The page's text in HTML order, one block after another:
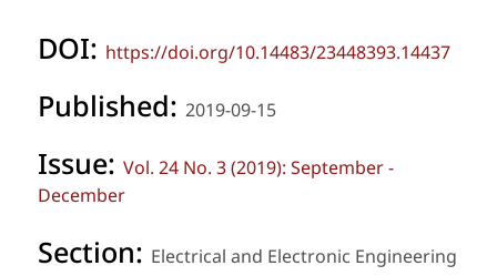
DOI: https://doi.org/10.14483/23448393.14437
Published: 2019-09-15
Issue: Vol. 24 No. 3 (2019): September -
December
Section: Electrical and Electronic Engineering